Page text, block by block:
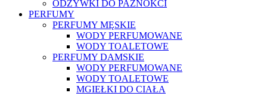
ODŻYWKI DO PAZNOKCI
PERFUMY
PERFUMY MĘSKIE
WODY PERFUMOWANE
WODY TOALETOWE
PERFUMY DAMSKIE
WODY PERFUMOWANE
WODY TOALETOWE
MGIEŁKI DO CIAŁA